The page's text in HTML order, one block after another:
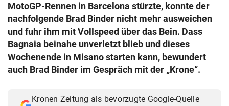
© Krone Multimedia GmbH & Co KG 2026
Muthgasse 2, 1190 Wien
MotoGP-Rennen in Barcelona stürzte, konnte der
nachfolgende Brad Binder nicht mehr ausweichen
und fuhr ihm mit Vollspeed über das Bein. Dass
Bagnaia beinahe unverletzt blieb und dieses
Wochenende in Misano starten kann, bewundert
auch Brad Binder im Gespräch mit der „Krone“.
Kronen Zeitung als bevorzugte Google-Quelle